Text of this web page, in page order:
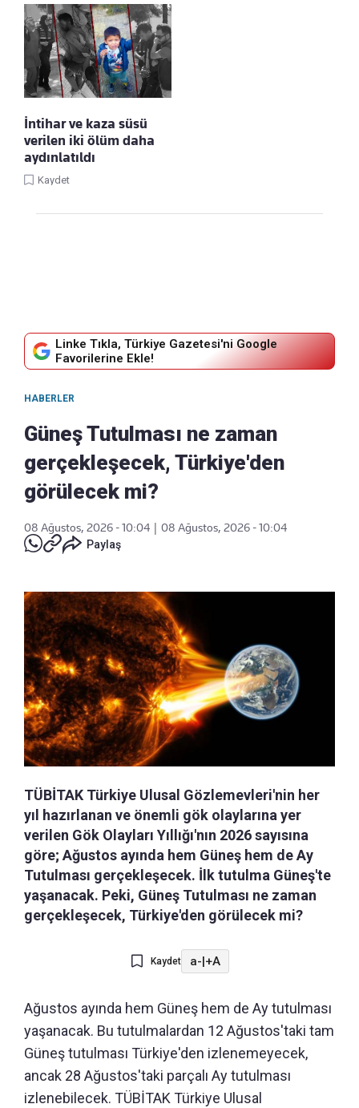
İntihar ve kaza süsü
verilen iki ölüm daha
aydınlatıldı
Kaydet
Linke Tıkla, Türkiye Gazetesi'ni Google
Favorilerine Ekle!
HABERLER
Güneş Tutulması ne zaman
gerçekleşecek, Türkiye'den
görülecek mi?
08 Ağustos, 2026 - 10:04
08 Ağustos, 2026 - 10:04
Paylaş
TÜBİTAK Türkiye Ulusal Gözlemevleri'nin her
yıl hazırlanan ve önemli gök olaylarına yer
verilen Gök Olayları Yıllığı'nın 2026 sayısına
göre; Ağustos ayında hem Güneş hem de Ay
Tutulması gerçekleşecek. İlk tutulma Güneş'te
yaşanacak. Peki, Güneş Tutulması ne zaman
gerçekleşecek, Türkiye'den görülecek mi?
Kaydet a-|+A
Ağustos ayında hem Güneş hem de Ay tutulması
yaşanacak. Bu tutulmalardan 12 Ağustos'taki tam
Güneş tutulması Türkiye'den izlenemeyecek,
ancak 28 Ağustos'taki parçalı Ay tutulması
izlenebilecek. TÜBİTAK Türkiye Ulusal